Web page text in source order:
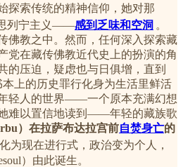
探索传统的精神信仰，她对那
列宁主义——感到乏味和空洞 。
佛教之中。然而，任何深入探索藏
党在藏传佛教近代史上的扮演的角
的压迫，疑虑也与日俱增，直到
本上的历史罪行化身为生活里鲜活
轻人的世界——一个原本充满幻想
难以置信地读到——年轻的藏族歌
）在拉萨布达拉宫前自焚身亡的
为现在进行式，政治变为个人，
）由此诞生。